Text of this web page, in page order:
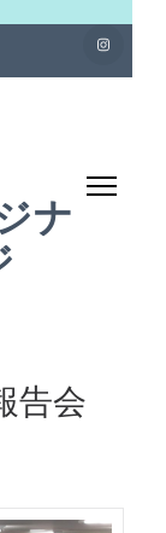
ナ
告会